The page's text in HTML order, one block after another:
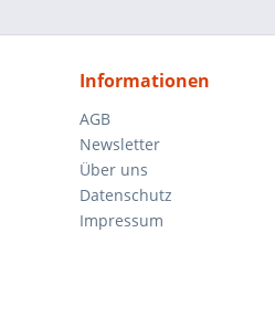
Informationen
AGB
Newsletter
Über uns
Datenschutz
Impressum